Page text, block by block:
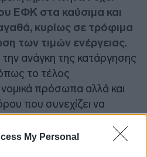
My Personal
ΕΦΚ στα καύσιμα και
κυρίως σε τρόφιμα
των τιμών ενέργειας.
την ανάγκη της κατάργησης
το τέλος
πρόσωπα αλλά και
που συνεχίζει να
Έχει ζητήσει μία
δόσεων για την
σε μία προσπάθεια